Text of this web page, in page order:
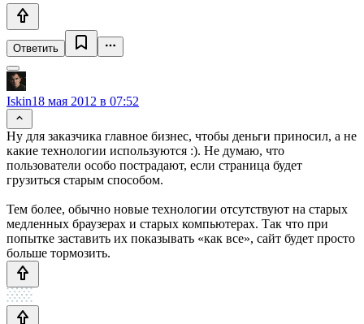
Ответить
Iskin18 мая 2012 в 07:52
Ну для заказчика главное бизнес, чтобы деньги приносил, а не
какие технологии используются :). Не думаю, что
пользователи особо пострадают, если страница будет
грузиться старым способом.
Тем более, обычно новые технологии отсутствуют на старых
медленных браузерах и старых компьютерах. Так что при
попытке заставить их показывать «как все», сайт будет просто
больше тормозить.